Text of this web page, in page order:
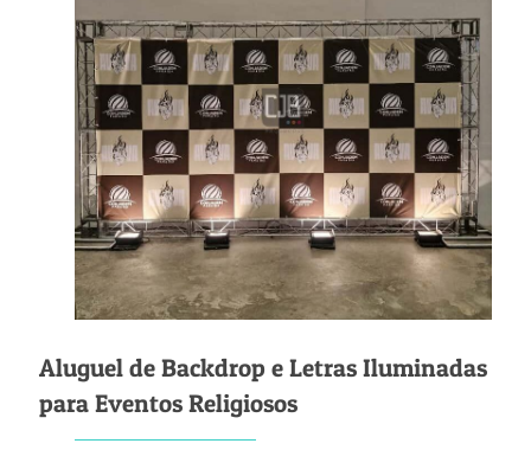
Aluguel de Backdrop e Letras Iluminadas
para Eventos Religiosos